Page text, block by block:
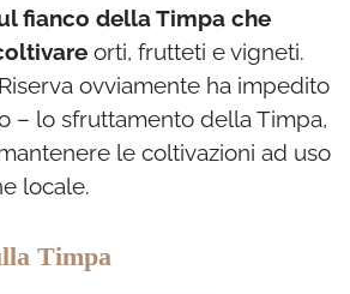
fianco della Timpa che
orti, frutteti e vigneti.
ovviamente ha impedito
– lo sfruttamento della Timpa,
le coltivazioni ad uso
locale.
Timpa